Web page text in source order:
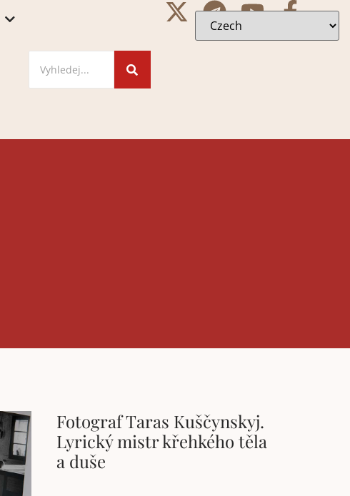
Fotograf Taras Kuščynskyj.
Lyrický mistr křehkého těla
a duše